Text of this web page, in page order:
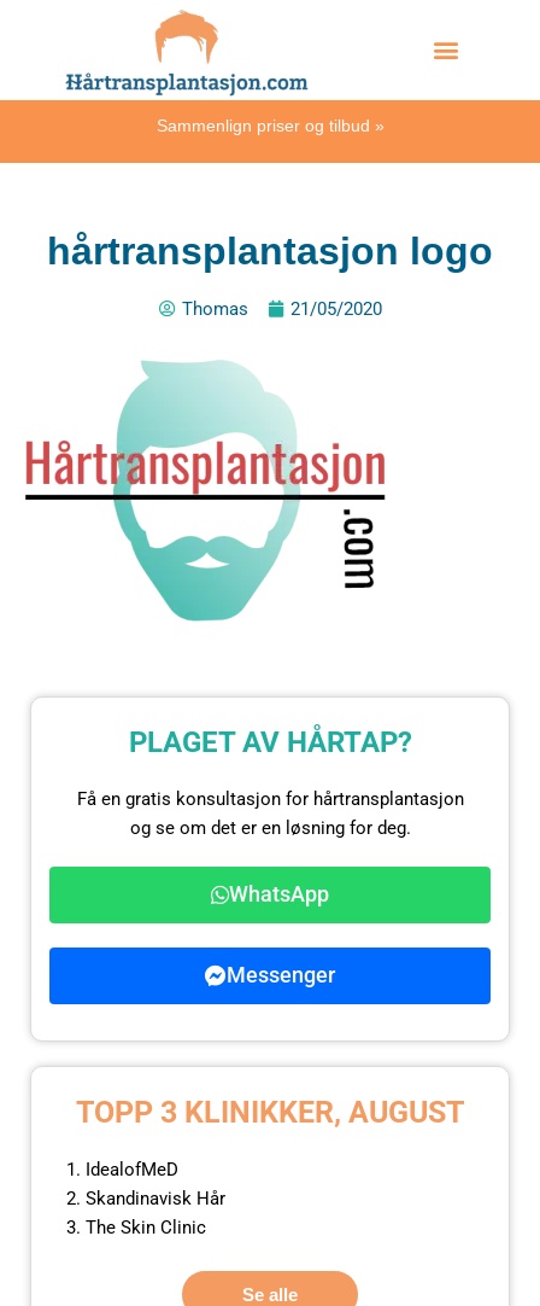
Sammenlign priser og tilbud »
hårtransplantasjon logo
Thomas 21/05/2020
PLAGET AV HÅRTAP?
Få en gratis konsultasjon for hårtransplantasjon
og se om det er en løsning for deg.
WhatsApp
Messenger
TOPP 3 KLINIKKER, AUGUST
IdealofMeD
Skandinavisk Hår
The Skin Clinic
Se alle